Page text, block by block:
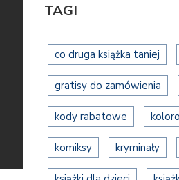
TAGI
co druga książka taniej
gratisy do zamówienia
kody rabatowe
komiksy kryminały